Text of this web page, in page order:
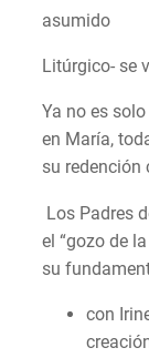
asumido
Litúrgico- se
Ya no es
en María,
su redención
Los Padres
el “gozo de
su
con